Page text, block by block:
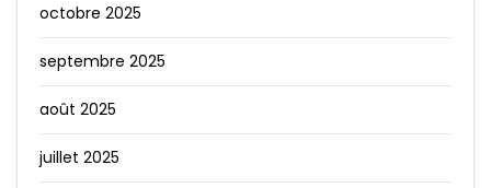
octobre 2025
septembre 2025
août 2025
juillet 2025